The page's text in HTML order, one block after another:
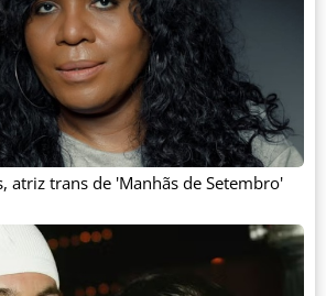
atriz trans de 'Manhãs de Setembro'